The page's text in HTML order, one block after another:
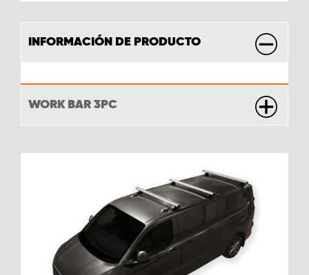
INFORMACIÓN DE PRODUCTO
WORK BAR 3PC